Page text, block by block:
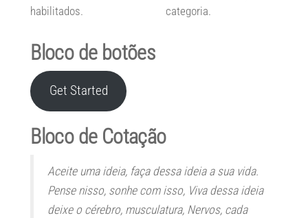
habilitados.
categoria.
Bloco de botões
Get Started
Bloco de Cotação
Aceite uma ideia, faça dessa ideia a sua vida.
Pense nisso, sonhe com isso, Viva dessa ideia
deixe o cérebro, musculatura, Nervos, cada